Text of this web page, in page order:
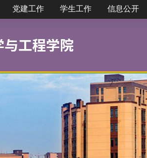
党建工作 学生工作 信息公开